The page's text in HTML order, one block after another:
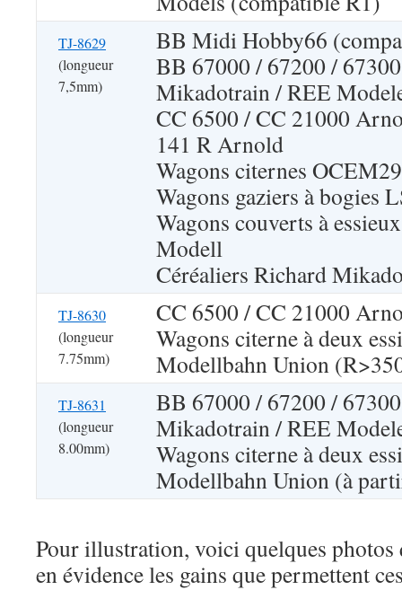
TJ-8629
(longueur
7,5mm)
BB Midi Hobby66
BB 67000 / 67200 /
Mikadotrain / REE
CC 6500 / CC 21000
141 R Arnold
Wagons citernes
Wagons gaziers à bogies
Wagons couverts à
Modell
Céréaliers Richard
TJ-8630
(longueur
7.75mm)
CC 6500 / CC 21000
Wagons citerne à deux
Modellbahn Union
TJ-8631
(longueur
8.00mm)
BB 67000 / 67200 /
Mikadotrain / REE
Wagons citerne à deux
Modellbahn Union (à
Pour illustration, voici quelques
en évidence les gains que permettent